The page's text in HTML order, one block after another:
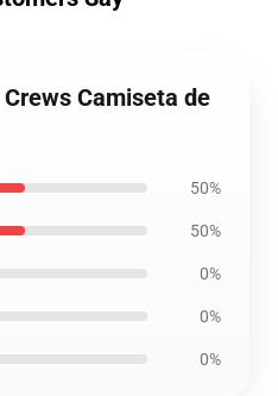
Camiseta de
50%
50%
0%
0%
0%